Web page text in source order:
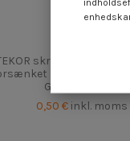
skruer trØ og
hoved med
Gevind 42 T25...
0,50 € inkl. moms